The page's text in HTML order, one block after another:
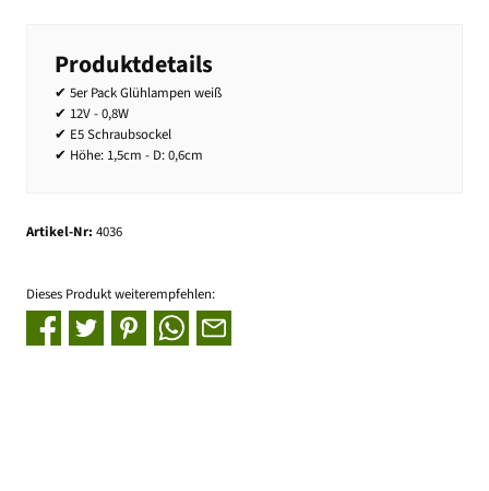
Produktdetails
✔ 5er Pack Glühlampen weiß
✔ 12V - 0,8W
✔ E5 Schraubsockel
✔ Höhe: 1,5cm - D: 0,6cm
Artikel-Nr: 4036
Dieses Produkt weiterempfehlen: